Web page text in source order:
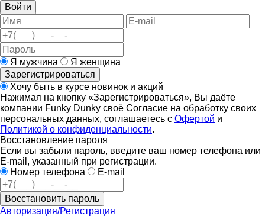
Войти
Я мужчина
Я женщина
Зарегистрироваться
Хочу быть в курсе новинок и акций
Нажимая на кнопку «Зарегистрироваться», Вы даёте
компании Funky Dunky своё Согласие на обработку своих
персональных данных, соглашаетесь с Офертой и
Политикой о конфиденциальности.
Восстановление пароля
Если вы забыли пароль, введите ваш номер телефона или
E-mail, указанный при регистрации.
Номер телефона
E-mail
Восстановить пароль
Авторизация/Регистрация